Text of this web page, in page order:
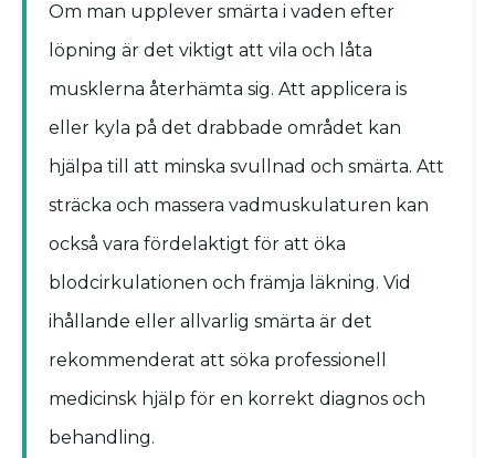
Om man upplever smärta i vaden efter
löpning är det viktigt att vila och låta
musklerna återhämta sig. Att applicera is
eller kyla på det drabbade området kan
hjälpa till att minska svullnad och smärta. Att
sträcka och massera vadmuskulaturen kan
också vara fördelaktigt för att öka
blodcirkulationen och främja läkning. Vid
ihållande eller allvarlig smärta är det
rekommenderat att söka professionell
medicinsk hjälp för en korrekt diagnos och
behandling.